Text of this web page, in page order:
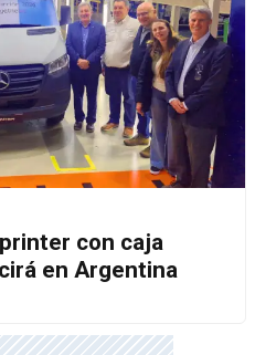
con caja
en Argentina